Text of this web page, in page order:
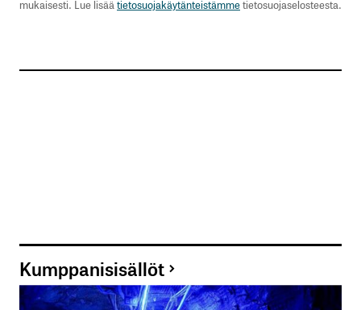
mukaisesti. Lue lisää tietosuojakäytänteistämmetietosuojaselosteesta.
Kumppanisisällöt